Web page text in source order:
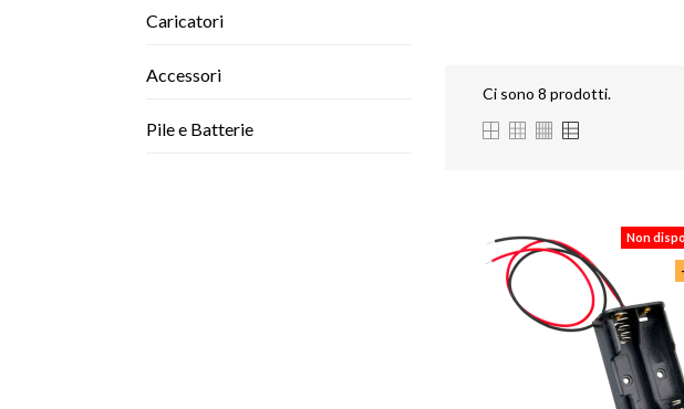
Caricatori
Accessori
Pile e Batterie
Ci sono 8 prodotti.
Non